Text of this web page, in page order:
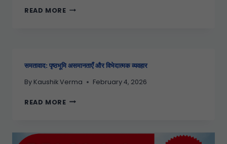
READ MORE
समतावाद: पृष्ठभूमि असमानताएँ और विभेदात्मक व्यवहार
By Kaushik Verma February 4, 2026
READ MORE